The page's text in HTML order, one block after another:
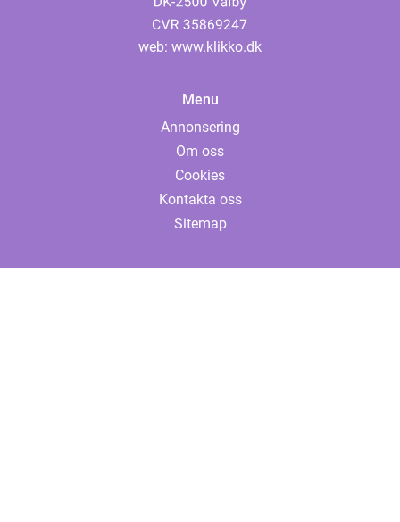
web: www.klikko.dk
Menu
Annonsering
Om oss
Cookies
Kontakta oss
Sitemap